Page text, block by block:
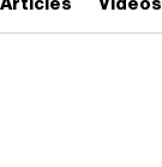
Articles Vidéos